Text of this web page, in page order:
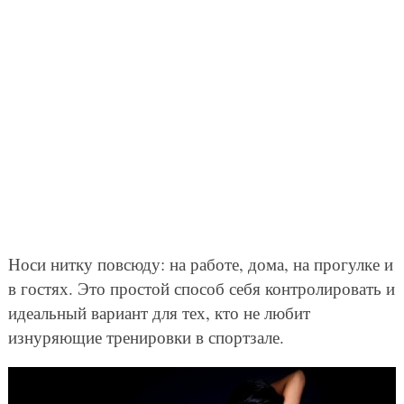
Носи нитку повсюду: на работе, дома, на прогулке и
в гостях. Это простой способ себя контролировать и
идеальный вариант для тех, кто не любит
изнуряющие тренировки в спортзале.